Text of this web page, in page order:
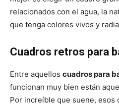
relacionados con el agua, la
que tenga colores vivos y
Cuadros retros para
Entre aquellos cuadros para
funcionan muy bien están
Por increíble que suene, esos